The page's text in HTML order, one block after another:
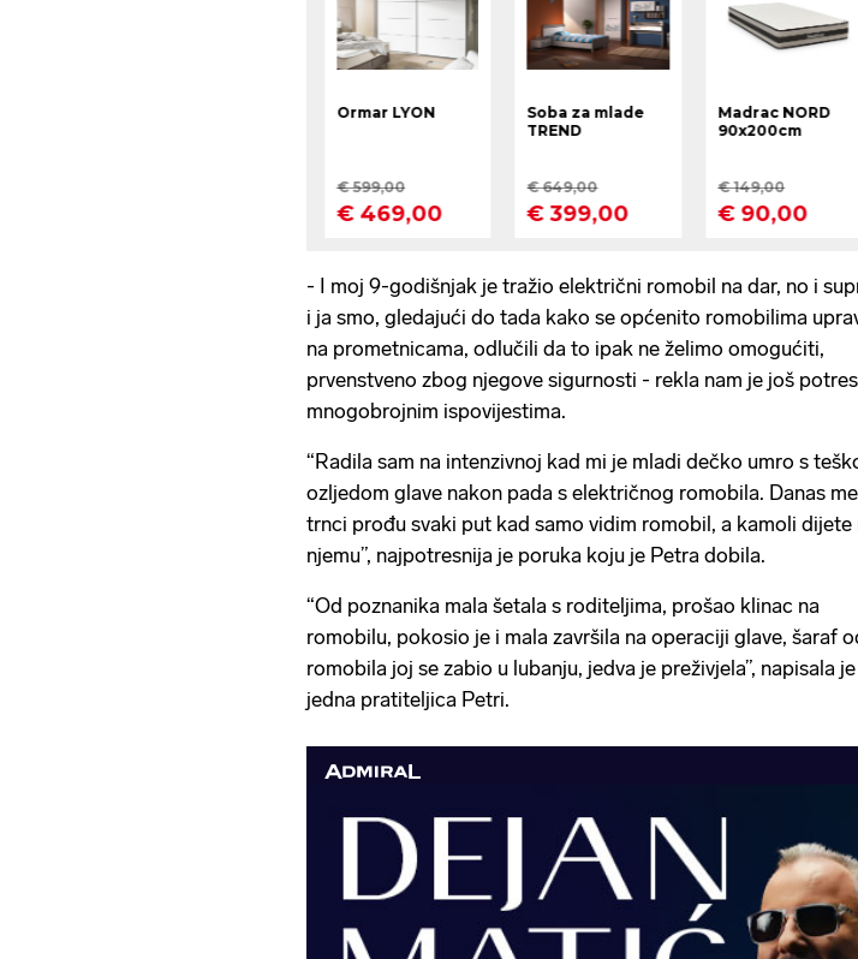
- I moj 9-godišnjak je tražio električni romobil na dar, no i
i ja smo, gledajući do tada kako se općenito romobilima
na prometnicama, odlučili da to ipak ne želimo omogućiti,
prvenstveno zbog njegove sigurnosti - rekla nam je još
mnogobrojnim ispovijestima.
“Radila sam na intenzivnoj kad mi je mladi dečko umro s
ozljedom glave nakon pada s električnog romobila. Danas me
trnci prođu svaki put kad samo vidim romobil, a kamoli dijete
njemu”, najpotresnija je poruka koju je Petra dobila.
“Od poznanika mala šetala s roditeljima, prošao klinac na
romobilu, pokosio je i mala završila na operaciji glave, šaraf
romobila joj se zabio u lubanju, jedva je preživjela”, napisala je
jedna pratiteljica Petri.